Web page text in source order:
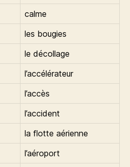
calme
les bougies
le décollage
l’accélérateur
l’accès
l’accident
la flotte aérienne
l’aéroport